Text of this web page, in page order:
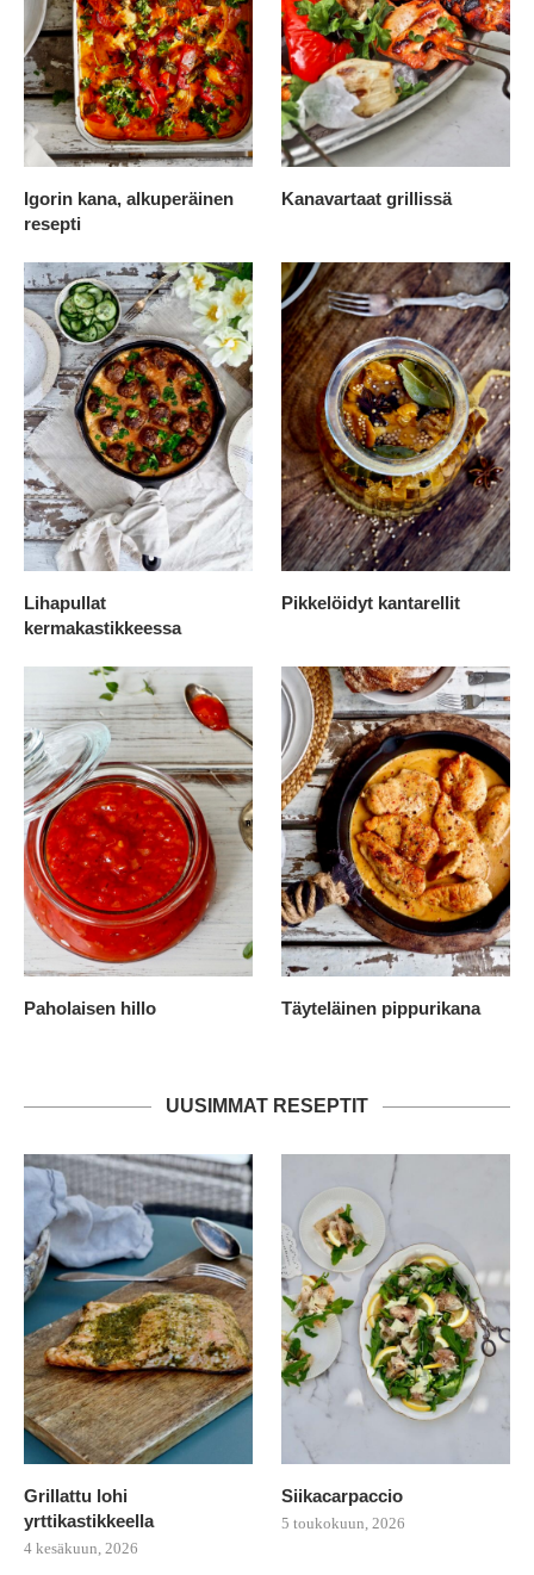
Igorin kana, alkuperäinen
resepti
Kanavartaat grillissä
Lihapullat
kermakastikkeessa
Pikkelöidyt kantarellit
Paholaisen hillo Täyteläinen pippurikana
UUSIMMAT RESEPTIT
Grillattu lohi
yrttikastikkeella
4 kesäkuun, 2026
Siikacarpaccio
5 toukokuun, 2026